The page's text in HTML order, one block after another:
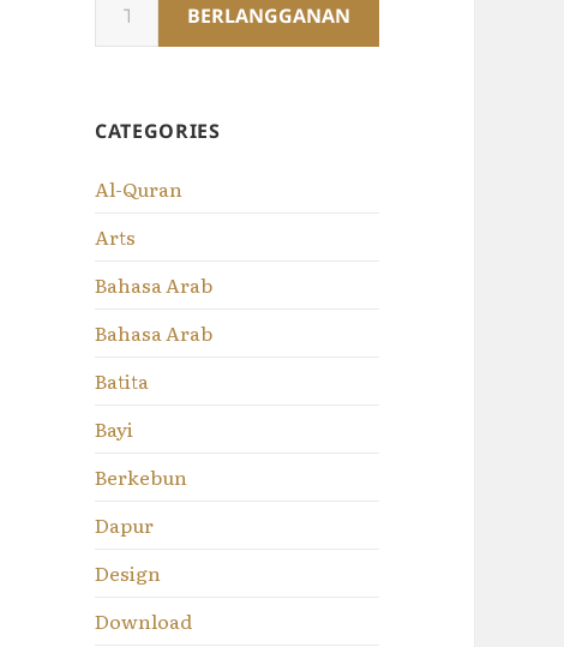
your
email…
BERLANGGANAN
CATEGORIES
Al-Quran
Arts
Bahasa Arab
Bahasa Arab
Batita
Bayi
Berkebun
Dapur
Design
Download